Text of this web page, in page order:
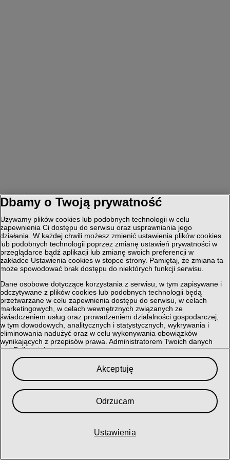
Dbamy o Twoją prywatność
Używamy plików cookies lub podobnych technologii w celu
zapewnienia Ci dostępu do serwisu oraz usprawniania jego
działania. W każdej chwili możesz zmienić ustawienia plików cookies
lub podobnych technologii poprzez zmianę ustawień prywatności w
przeglądarce bądź aplikacji lub zmianę swoich preferencji w
zakładce Ustawienia cookies w stopce strony. Pamiętaj, że zmiana ta
może spowodować brak dostępu do niektórych funkcji serwisu.
Dane osobowe dotyczące korzystania z serwisu, w tym zapisywane i
odczytywane z plików cookies lub podobnych technologii będą
przetwarzane w celu zapewnienia dostępu do serwisu, w celach
marketingowych, w celach wewnętrznych związanych ze
świadczeniem usług oraz prowadzeniem działalności gospodarczej,
w tym dowodowych, analitycznych i statystycznych, wykrywania i
eliminowania nadużyć oraz w celu wykonywania obowiązków
wynikających z przepisów prawa. Administratorem Twoich danych
jest Polkomtel sp. z o.o.
Przysługuje Ci prawo do dostępu do danych, ich usunięcia,
ograniczenia przetwarzania, przenoszenia, sprzeciwu, sprostowania
oraz cofnięcia zgód w każdym czasie, o ile stanowiły podstawę
przetwarzania.
Szczegółowe informacje dotyczące przetwarzania danych oraz
przysługujących Ci uprawnień, informacje dotyczące plików cookies
ustawieniami prywatności, znajdują się wPolityce Prywatności
Akceptuję
Odrzucam
Ustawienia